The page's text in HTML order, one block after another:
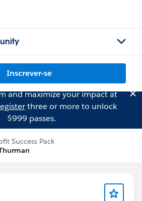
Inscrever-se
and maximize your impact at
three or more to unlock
$999 passes.
Success Pack